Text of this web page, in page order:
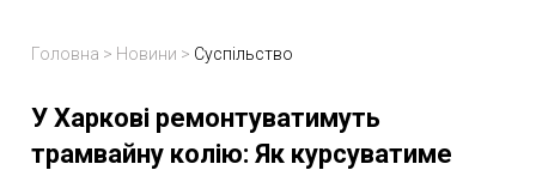
Головна > Новини > Суспільство
У Харкові ремонтуватимуть
трамвайну колію: Як курсуватиме